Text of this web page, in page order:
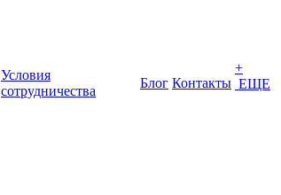
Условия
сотрудничества
Блог Контакты
+
ЕЩЕ